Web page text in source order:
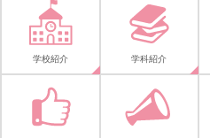
学校紹介 学科紹介